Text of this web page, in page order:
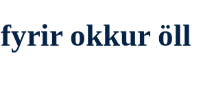
fyrir okkur öll